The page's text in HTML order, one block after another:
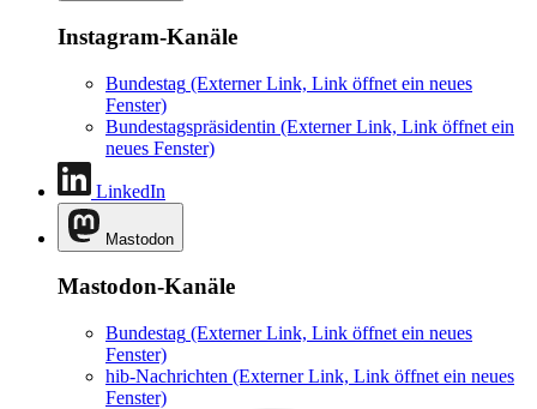
Instagram-Kanäle
Bundestag (Externer Link, Link öffnet ein neues
Fenster)
Bundestagspräsidentin (Externer Link, Link öffnet ein
neues Fenster)
LinkedIn
Mastodon
Mastodon-Kanäle
Bundestag (Externer Link, Link öffnet ein neues
Fenster)
hib-Nachrichten (Externer Link, Link öffnet ein neues
Fenster)